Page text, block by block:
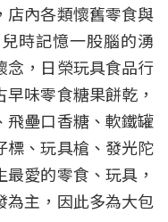
店內各類懷舊零食與
時記憶一股腦的湧
念，日榮玩具食品行
味零食糖果餅乾，
飛壘口香糖、軟鐵罐
標、玩具槍、發光陀
愛的零食、玩具，
為主，因此多為大包